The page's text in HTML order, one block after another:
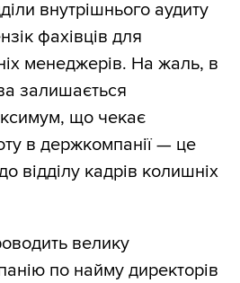
внутрішнього аудиту
фахівців для
менеджерів. На жаль, в
залишається
що чекає
в держкомпанії — це
відділу кадрів колишніх
велику
по найму директорів